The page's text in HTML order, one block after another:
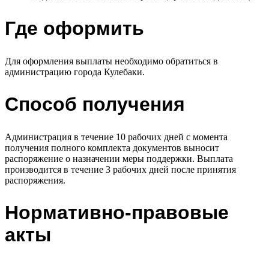
Где оформить
Для оформления выплаты необходимо обратиться в
администрацию города Кулебаки.
Способ получения
Администрация в течение 10 рабочих дней с момента
получения полного комплекта документов выносит
распоряжение о назначении меры поддержки. Выплата
производится в течение 3 рабочих дней после принятия
распоряжения.
Нормативно-правовые
акты